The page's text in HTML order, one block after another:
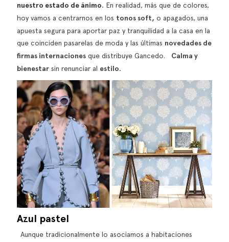
nuestro estado de ánimo. En realidad, más que de colores,
hoy vamos a centrarnos en los tonos soft, o apagados, una
apuesta segura para aportar paz y tranquilidad a la casa en la
que coinciden pasarelas de moda y las últimas novedades de
firmas internaciones que distribuye Gancedo. Calma y
bienestar sin renunciar al estilo.
Azul pastel
Aunque tradicionalmente lo asociamos a habitaciones